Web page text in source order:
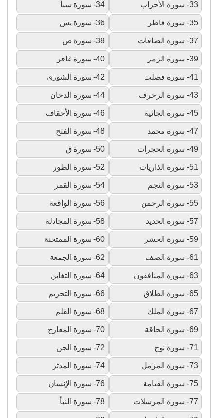
33- سورة الأحزاب 34- سورة سبأ
35- سورة فاطر 36- سورة يس
37- سورة الصافات 38- سورة ص
39- سورة الزمر 40- سورة غافر
41- سورة فصلت 42- سورة الشورى
43- سورة الزخرف 44- سورة الدخان
45- سورة الجاثية 46- سورة الأحقاف
47- سورة محمد 48- سورة الفتح
49- سورة الحجرات 50- سورة ق
51- سورة الذاريات 52- سورة الطور
53- سورة النجم 54- سورة القمر
55- سورة الرحمن 56- سورة الواقعة
57- سورة الحديد 58- سورة المجادلة
59- سورة الحشر 60- سورة الممتحنة
61- سورة الصف 62- سورة الجمعة
63- سورة المنافقون 64- سورة التغابن
65- سورة الطلاق 66- سورة التحريم
67- سورة الملك 68- سورة القلم
69- سورة الحاقة 70- سورة المعارج
71- سورة نوح 72- سورة الجن
73- سورة المزمل 74- سورة المدثر
75- سورة القيامة 76- سورة الإنسان
77- سورة المرسلات 78- سورة النبأ